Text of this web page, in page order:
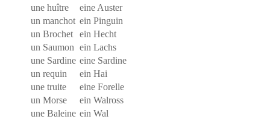
une huître
eine Auster
un manchot ein Pinguin
un Brochet
ein Hecht
un Saumon ein Lachs
une Sardine eine Sardine
un requin
ein Hai
une truite
eine Forelle
un Morse
ein Walross
une Baleine ein Wal